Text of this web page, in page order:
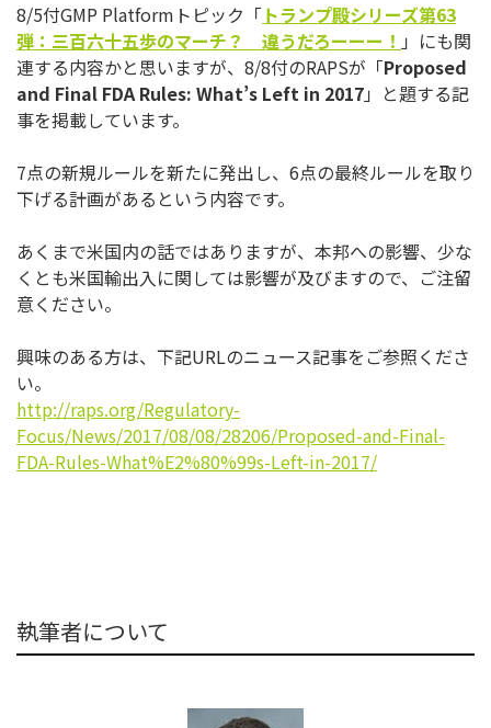
8/5付GMP Platformトピック「 トランプ殿シリーズ第63
弾： 三百六十五歩のマーチ？ 違うだろーーー！ 」にも関
連する内容かと思いますが、8/8付のRAPSが「Proposed
and Final FDA Rules: What’s Left in 2017」と題する記
事を掲載しています。
7点の新規ルールを新たに発出し、6点の最終ルールを取り
下げる計画があるという内容です。
あくまで米国内の話ではありますが、本邦への影響、 少な
くとも米国輸出入に関しては影響が及びますので、 ご注留
意ください。
興味のある方は、下記URLのニュース記事をご参照くださ
い。
http://raps.org/Regulatory-
Focus/News/2017/08/08/28206/Proposed-and-Final-
FDA-Rules-What%E2%80%99s-Left-in-2017/
執筆者について